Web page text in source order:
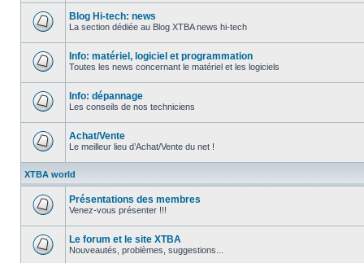
message
non
message
non
Blog Hi-tech: news
La section dédiée au Blog XTBA news hi-tech
message
non
Info: matériel, logiciel et programmation
Toutes les news concernant le matériel et les logiciels
message
non
Info: dépannage
Les conseils de nos techniciens
message
non
lu
Achat/Vente
Le meilleur lieu d’Achat/Vente du net !
XTBA world
message
non
Présentations des membres
Venez-vous présenter !!!
Le forum et le site XTBA
Nouveautés, problèmes, suggestions...